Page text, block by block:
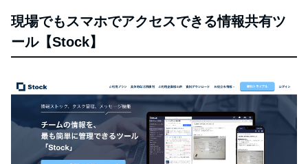
現場でもスマホでアクセスできる情報共有ツ
ール【Stock】